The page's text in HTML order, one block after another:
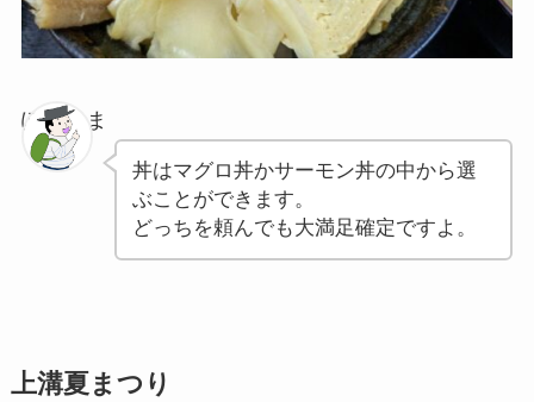
ぽちゃま
丼はマグロ丼かサーモン丼の中から選
ぶことができます。
どっちを頼んでも大満足確定ですよ。
上溝夏まつり